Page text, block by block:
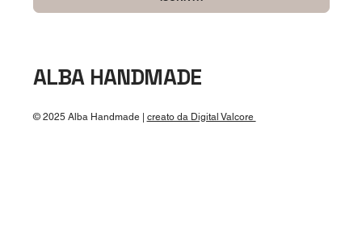
ALBA HANDMADE
© 2025 Alba Handmade | creato da Digital Valcore